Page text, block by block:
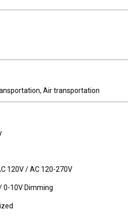
Air transportation
120V / AC 120-270V
0-10V Dimming